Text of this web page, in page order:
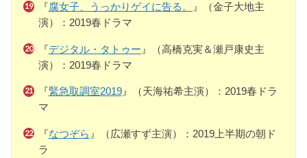
『腐女子、うっかりゲイに告る。
』（金子大地主
演）：2019春ドラマ
『デジタル・タトゥー 』（高橋克実＆瀬戸康史主
演）：2019春ドラマ
『緊急取調室2019』（天海祐希主演）：2019春ドラ
マ
『なつぞら 』（広瀬すず主演）：2019上半期の朝ド
ラ